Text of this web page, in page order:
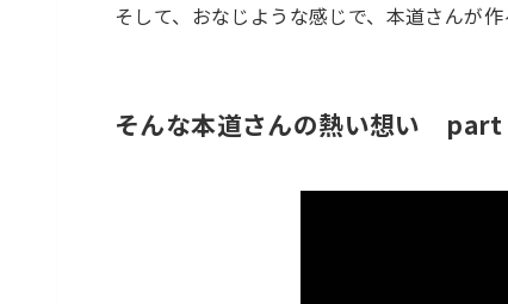
そして、おなじような感じで、本道さんが
そんな本道さんの熱い想い part